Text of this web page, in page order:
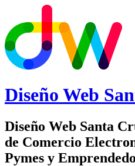
Diseño Web
Diseño Web Santa
de Comercio
Pymes y